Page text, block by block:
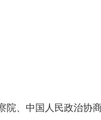
、中国人民政治协